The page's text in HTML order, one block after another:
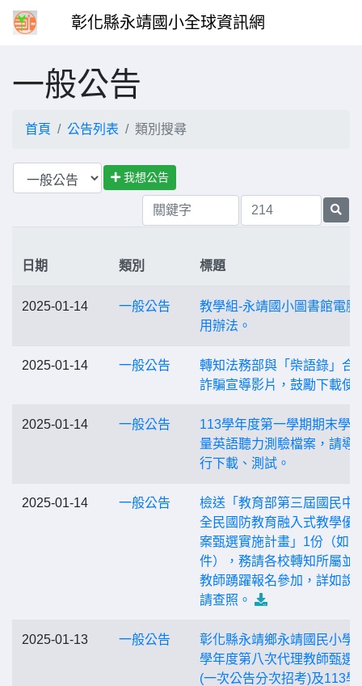
彰化縣永靖國小全球資訊網
一般公告
首頁 公告列表 類別搜尋
我想公告
日期 類別 標題
2025-01-14 一般公告
教學組-永靖國小圖書館電腦
用辦法。
2025-01-14 一般公告
轉知法務部與「柴語錄」合
詐騙宣導影片，鼓勵下載使
2025-01-14 一般公告
113學年度第一學期期末學
量英語聽力測驗檔案，請導
行下載、測試。
2025-01-14 一般公告
檢送「教育部第三屆國民中
全民國防教育融入式教學優
案甄選實施計畫」1份（如附
件），務請各校轉知所屬並
教師踴躍報名參加，詳如說
請查照。
2025-01-13 一般公告
彰化縣永靖鄉永靖國民小學
學年度第八次代理教師甄選
(一次公告分次招考)及113學